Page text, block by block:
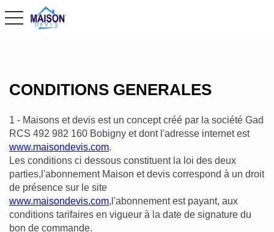
toggle navigation
CONDITIONS GENERALES
1 - Maisons et devis est un concept créé par la société Gad
RCS 492 982 160 Bobigny et dont l'adresse internet est
www.maisondevis.com.
Les conditions ci dessous constituent la loi des deux
parties,l'abonnement Maison et devis correspond à un droit
de présence sur le site
www.maisondevis.com,l'abonnement est payant, aux
conditions tarifaires en vigueur à la date de signature du
bon de commande.